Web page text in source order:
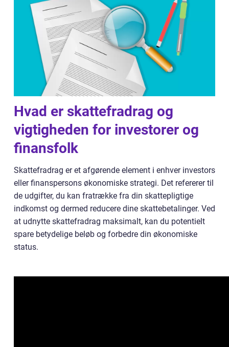
Hvad er skattefradrag og
vigtigheden for investorer og
finansfolk
Skattefradrag er et afgørende element i enhver investors
eller finanspersons økonomiske strategi. Det refererer til
de udgifter, du kan fratrække fra din skattepligtige
indkomst og dermed reducere dine skattebetalinger. Ved
at udnytte skattefradrag maksimalt, kan du potentielt
spare betydelige beløb og forbedre din økonomiske
status.